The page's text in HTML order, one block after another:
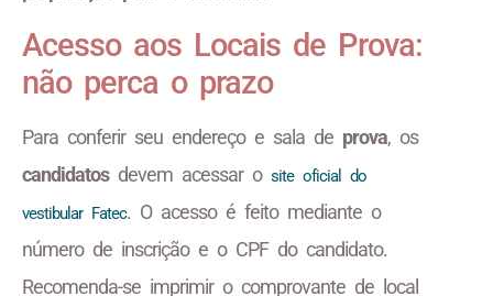
Acesso aos Locais de Prova:
não perca o prazo
Para conferir seu endereço e sala de prova, os
candidatosdevem acessar o site oficial do
vestibular Fatec. O acesso é feito mediante o
número de inscrição e o CPF do candidato.
Recomenda-se imprimir o comprovante de local